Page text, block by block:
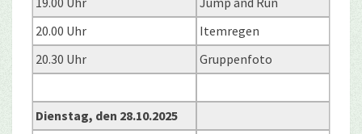
20.00 Uhr
Itemregen
20.30 Uhr
Gruppenfoto
Dienstag, den 28.10.2025